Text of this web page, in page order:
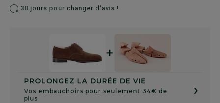
30 jours pour changer d'avis !
PROLONGEZ LA DURÉE DE VIE
Vos embauchoirs pour seulement 34€ de
plus
›
+